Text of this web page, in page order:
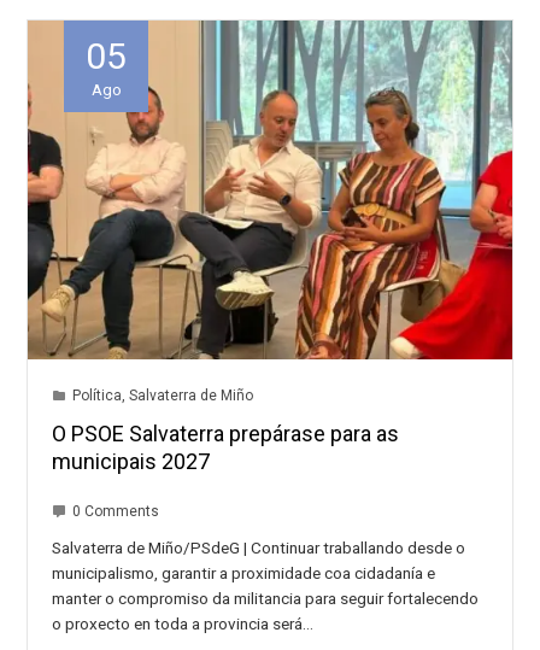
05
Ago
Política,Salvaterra de Miño
O PSOE Salvaterra prepárase para as
municipais 2027
0 Comments
Salvaterra de Miño/PSdeG | Continuar traballando desde o
municipalismo, garantir a proximidade coa cidadanía e
manter o compromiso da militancia para seguir fortalecendo
o proxecto en toda a provincia será…